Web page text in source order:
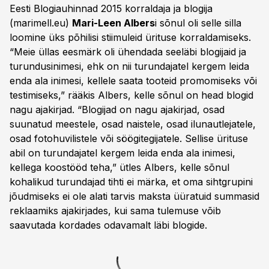
Eesti Blogiauhinnad 2015 korraldaja ja blogija
(marimell.eu) Mari-Leen Albersi sõnul oli selle silla
loomine üks põhilisi stiimuleid ürituse korraldamiseks.
“Meie üllas eesmärk oli ühendada seeläbi blogijaid ja
turundusinimesi, ehk on nii turundajatel kergem leida
enda ala inimesi, kellele saata tooteid promomiseks või
testimiseks,” rääkis Albers, kelle sõnul on head blogid
nagu ajakirjad. “Blogijad on nagu ajakirjad, osad
suunatud meestele, osad naistele, osad ilunautlejatele,
osad fotohuvilistele või söögitegijatele. Sellise ürituse
abil on turundajatel kergem leida enda ala inimesi,
kellega koostööd teha,” ütles Albers, kelle sõnul
kohalikud turundajad tihti ei märka, et oma sihtgrupini
jõudmiseks ei ole alati tarvis maksta üüratuid summasid
reklaamiks ajakirjades, kui sama tulemuse võib
saavutada kordades odavamalt läbi blogide.